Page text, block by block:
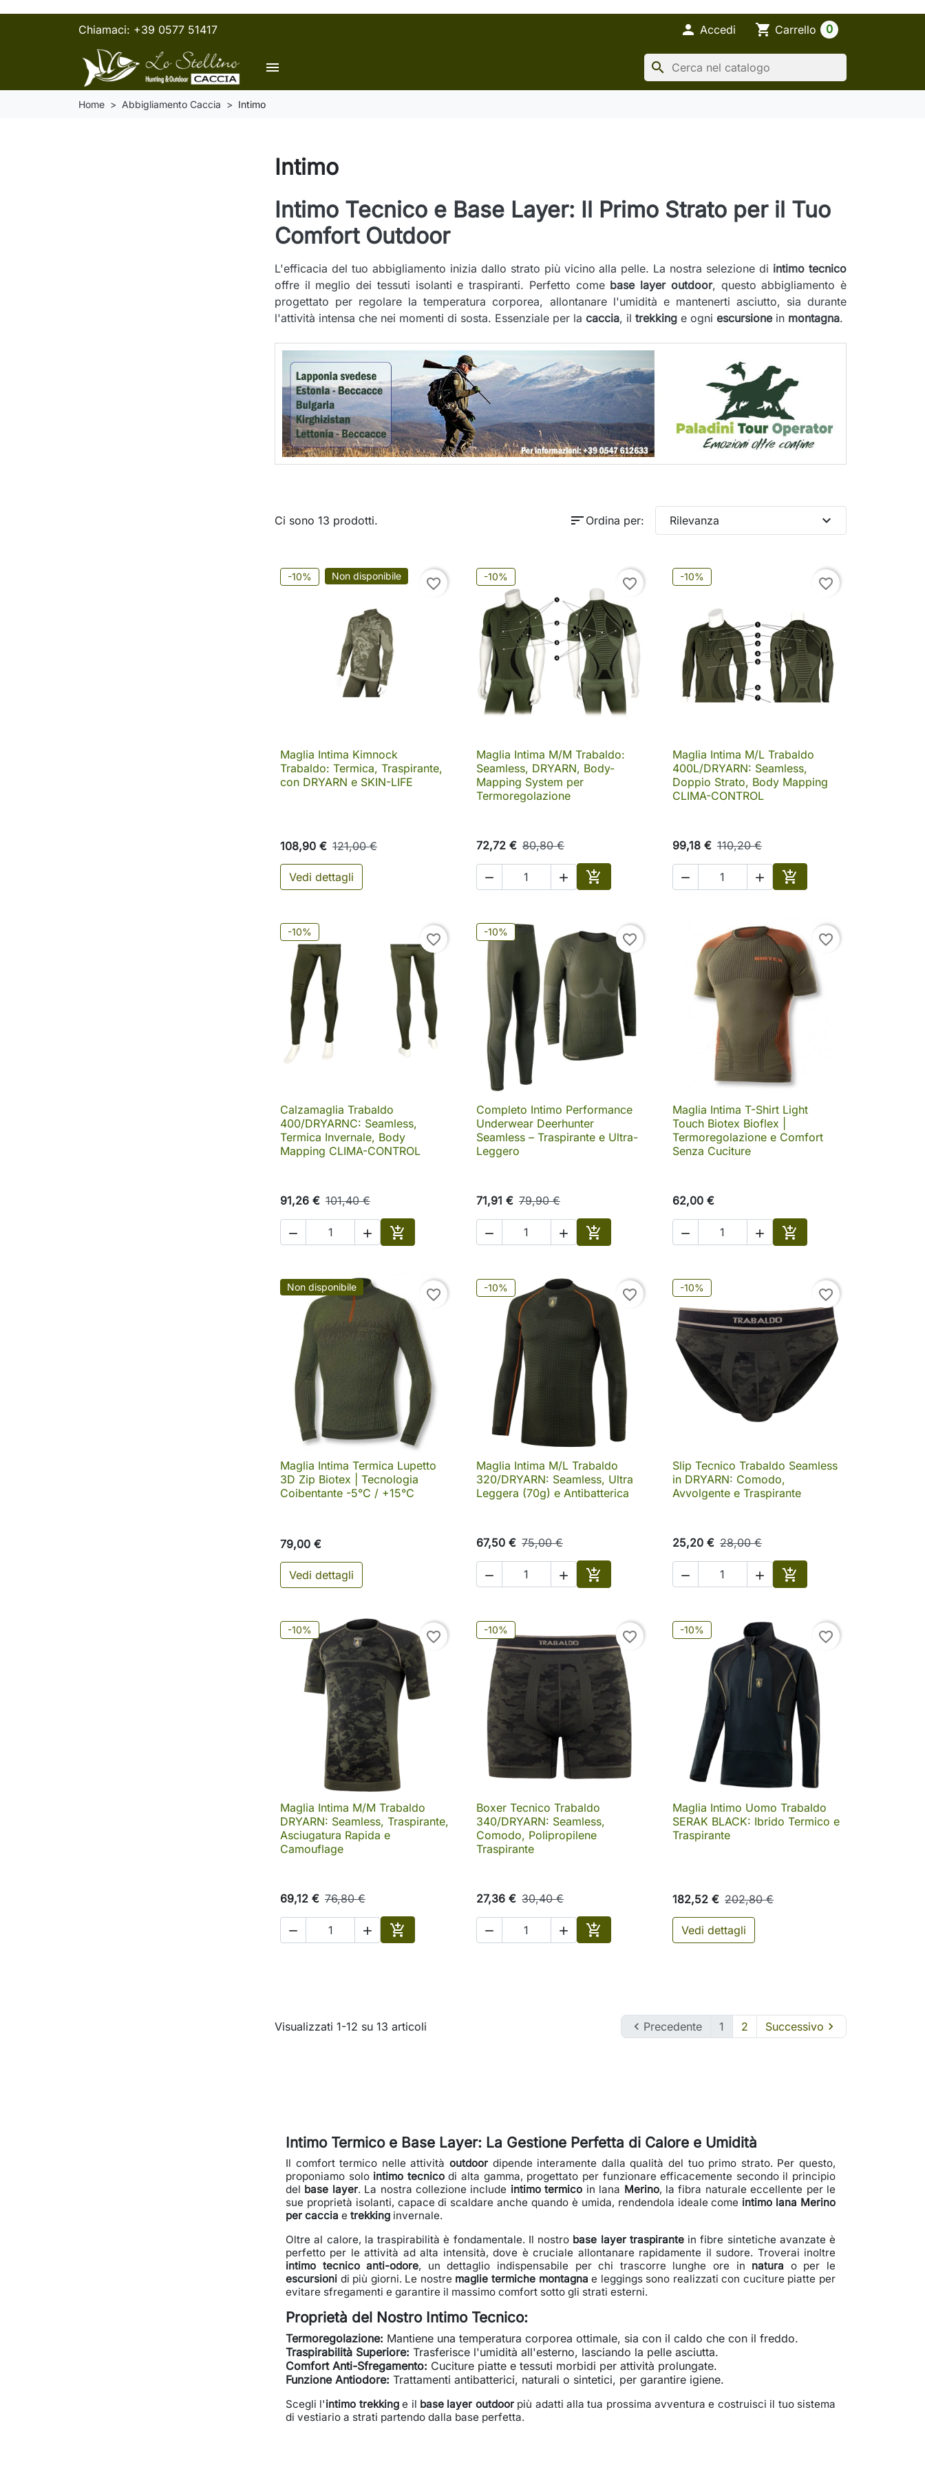
Chiamaci: +39 0577 51417  Accedi shopping_cart Carrello 0
menu search
Home Abbigliamento Caccia Intimo
Intimo
Intimo Tecnico e Base Layer: Il Primo Strato per il Tuo
Comfort Outdoor
L'efficacia del tuo abbigliamento inizia dallo strato più vicino alla pelle. La nostra selezione di intimo tecnico
offre il meglio dei tessuti isolanti e traspiranti. Perfetto come base layer outdoor, questo abbigliamento è
progettato per regolare la temperatura corporea, allontanare l'umidità e mantenerti asciutto, sia durante
l'attività intensa che nei momenti di sosta. Essenziale per la caccia, il trekking e ogni escursionein montagna.
Ci sono 13 prodotti. sort Ordina per: Rilevanza expand_more
-10% Non disponibile favorite_border
 Anteprima
Maglia Intima Kimnock
Trabaldo: Termica, Traspirante,
con DRYARN e SKIN-LIFE
108,90 € 121,00 €
Vedi dettagli
-10% favorite_border
 Anteprima
Maglia Intima M/M Trabaldo:
Seamless, DRYARN, Body-
Mapping System per
Termoregolazione
72,72 € 80,80 €
  
Aggiungi al carrello
-10% favorite_border
 Anteprima
Maglia Intima M/L Trabaldo
400L/DRYARN: Seamless,
Doppio Strato, Body Mapping
CLIMA-CONTROL
99,18 € 110,20 €
  
Aggiungi al carrello
-10% favorite_border
 Anteprima
Calzamaglia Trabaldo
400/DRYARNC: Seamless,
Termica Invernale, Body
Mapping CLIMA-CONTROL
91,26 € 101,40 €
  
Aggiungi al carrello
-10% favorite_border
 Anteprima
Completo Intimo Performance
Underwear Deerhunter
Seamless – Traspirante e Ultra-
Leggero
71,91 € 79,90 €
  
Aggiungi al carrello
favorite_border
 Anteprima
Maglia Intima T-Shirt Light
Touch Biotex Bioflex |
Termoregolazione e Comfort
Senza Cuciture
62,00 €
  
Aggiungi al carrello
Non disponibile favorite_border
 Anteprima
Maglia Intima Termica Lupetto
3D Zip Biotex | Tecnologia
Coibentante -5°C / +15°C
79,00 €
Vedi dettagli
-10% favorite_border
 Anteprima
Maglia Intima M/L Trabaldo
320/DRYARN: Seamless, Ultra
Leggera (70g) e Antibatterica
67,50 € 75,00 €
  
Aggiungi al carrello
-10% favorite_border
 Anteprima
Slip Tecnico Trabaldo Seamless
in DRYARN: Comodo,
Avvolgente e Traspirante
25,20 € 28,00 €
  
Aggiungi al carrello
-10% favorite_border
 Anteprima
Maglia Intima M/M Trabaldo
DRYARN: Seamless, Traspirante,
Asciugatura Rapida e
Camouflage
69,12 € 76,80 €
  
Aggiungi al carrello
-10% favorite_border
 Anteprima
Boxer Tecnico Trabaldo
340/DRYARN: Seamless,
Comodo, Polipropilene
Traspirante
27,36 € 30,40 €
  
Aggiungi al carrello
-10% favorite_border
 Anteprima
Maglia Intimo Uomo Trabaldo
SERAK BLACK: Ibrido Termico e
Traspirante
182,52 € 202,80 €
Vedi dettagli
Visualizzati 1-12 su 13 articoli  Precedente 1 2 Successivo 
Intimo Termico e Base Layer: La Gestione Perfetta di Calore e Umidità
Il comfort termico nelle attività outdoor dipende interamente dalla qualità del tuo primo strato. Per questo,
proponiamo solo intimo tecnicodi alta gamma, progettato per funzionare efficacemente secondo il principio
del base layer. La nostra collezione include intimo termico in lana Merino, la fibra naturale eccellente per le
sue proprietà isolanti, capace di scaldare anche quando è umida, rendendola ideale come intimo lana Merino
per caccia e trekking invernale.
Oltre al calore, la traspirabilità è fondamentale. Il nostro base layer traspirantein fibre sintetiche avanzate è
perfetto per le attività ad alta intensità, dove è cruciale allontanare rapidamente il sudore. Troverai inoltre
intimo tecnico anti-odore, un dettaglio indispensabile per chi trascorre lunghe ore in natura o per le
escursioni di più giorni. Le nostre maglie termiche montagna e leggings sono realizzati con cuciture piatte per
evitare sfregamenti e garantire il massimo comfort sotto gli strati esterni.
Proprietà del Nostro Intimo Tecnico:
Termoregolazione: Mantiene una temperatura corporea ottimale, sia con il caldo che con il freddo.
Traspirabilità Superiore: Trasferisce l'umidità all'esterno, lasciando la pelle asciutta.
Comfort Anti-Sfregamento: Cuciture piatte e tessuti morbidi per attività prolungate.
Funzione Antiodore: Trattamenti antibatterici, naturali o sintetici, per garantire igiene.
Scegli l'intimo trekkinge il base layer outdoorpiù adatti alla tua prossima avventura e costruisci il tuo sistema
di vestiario a strati partendo dalla base perfetta.